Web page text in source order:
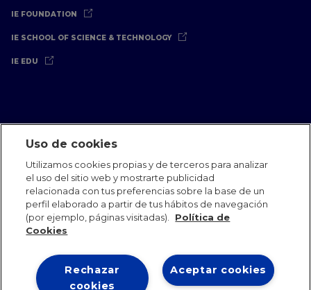
IE FOUNDATION
IE SCHOOL OF SCIENCE & TECHNOLOGY
IE EDU
Oficinas Internacionales
Contacto IE Jobs
Dona
Equipo de Comunicación
IE 2026
Uso de cookies
Utilizamos cookies propias y de terceros para analizar
el uso del sitio web y mostrarte publicidad
relacionada con tus preferencias sobre la base de un
perfil elaborado a partir de tus hábitos de navegación
(por ejemplo, páginas visitadas).
Política de
Cookies
Aceptar cookies
Rechazar
cookies